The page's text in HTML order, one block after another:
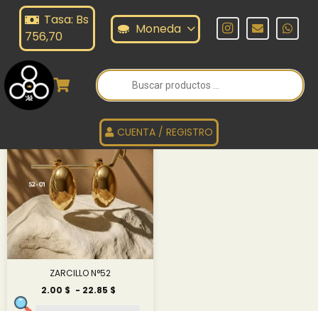
Tasa: Bs
756,70
Moneda
Búsqueda
de
productos
CUENTA / REGISTRO
52
ZARCILLO 52
ZARCILLO N°52
2.00 $ - 22.85 $